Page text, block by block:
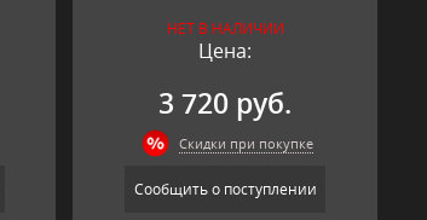
НЕТ В НАЛИЧИИ
Цена:
3 720 руб.
Скидки при покупке
Сообщить о поступлении